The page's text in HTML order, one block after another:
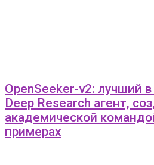
OpenSeeker-v2: лучший
Deep Research агент,
академической
примерах